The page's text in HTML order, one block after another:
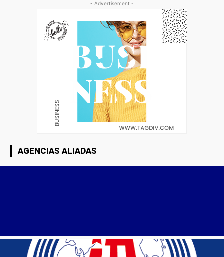
- Advertisement -
AGENCIAS ALIADAS